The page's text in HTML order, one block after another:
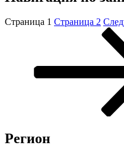
Страница 1 Страница 2
Регион